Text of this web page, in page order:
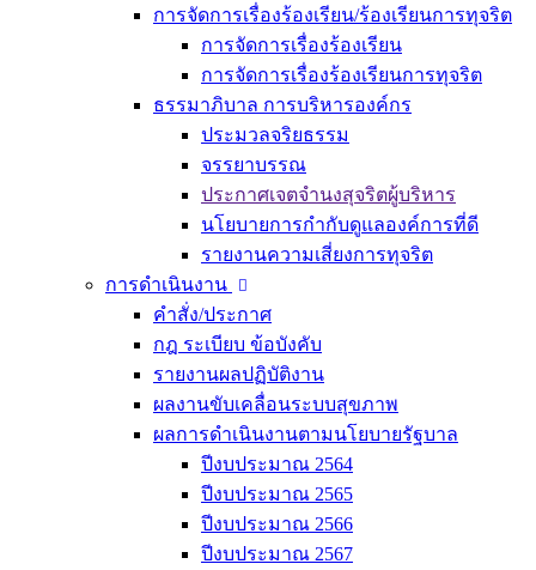
การจัดการเรื่องร้องเรียน/ร้องเรียนการทุจริต
การจัดการเรื่องร้องเรียน
การจัดการเรื่องร้องเรียนการทุจริต
ธรรมาภิบาล การบริหารองค์กร
ประมวลจริยธรรม
จรรยาบรรณ
ประกาศเจตจำนงสุจริตผู้บริหาร
นโยบายการกำกับดูแลองค์การที่ดี
รายงานความเสี่ยงการทุจริต
การดำเนินงาน
คำสั่ง/ประกาศ
กฎ ระเบียบ ข้อบังคับ
รายงานผลปฏิบัติงาน
ผลงานขับเคลื่อนระบบสุขภาพ
ผลการดำเนินงานตามนโยบายรัฐบาล
ปีงบประมาณ 2564
ปีงบประมาณ 2565
ปีงบประมาณ 2566
ปีงบประมาณ 2567